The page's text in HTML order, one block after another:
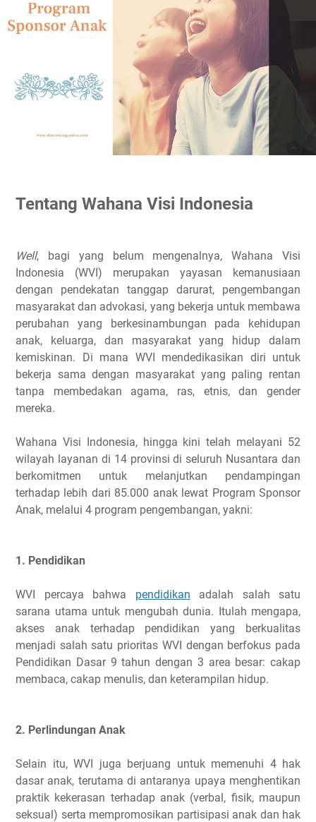
Tentang Wahana Visi Indonesia
Well, bagi yang belum mengenalnya, Wahana Visi
Indonesia (WVI) merupakan yayasan kemanusiaan
dengan pendekatan tanggap darurat, pengembangan
masyarakat dan advokasi, yang bekerja untuk membawa
perubahan yang berkesinambungan pada kehidupan
anak, keluarga, dan masyarakat yang hidup dalam
kemiskinan. Di mana WVI mendedikasikan diri untuk
bekerja sama dengan masyarakat yang paling rentan
tanpa membedakan agama, ras, etnis, dan gender
mereka.
Wahana Visi Indonesia, hingga kini telah melayani 52
wilayah layanan di 14 provinsi di seluruh Nusantara dan
berkomitmen untuk melanjutkan pendampingan
terhadap lebih dari 85.000 anak lewat Program Sponsor
Anak, melalui 4 program pengembangan, yakni:
1. Pendidikan
WVI percaya bahwa pendidikan adalah salah satu
sarana utama untuk mengubah dunia. Itulah mengapa,
akses anak terhadap pendidikan yang berkualitas
menjadi salah satu prioritas WVI dengan berfokus pada
Pendidikan Dasar 9 tahun dengan 3 area besar: cakap
membaca, cakap menulis, dan keterampilan hidup.
2. Perlindungan Anak
Selain itu, WVI juga berjuang untuk memenuhi 4 hak
dasar anak, terutama di antaranya upaya menghentikan
praktik kekerasan terhadap anak (verbal, fisik, maupun
seksual) serta mempromosikan partisipasi anak dan hak